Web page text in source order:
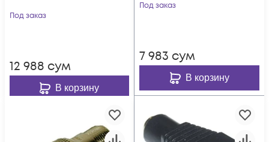
Под заказ
12 988 сум
В корзину
Под заказ
7 983 сум
В корзину